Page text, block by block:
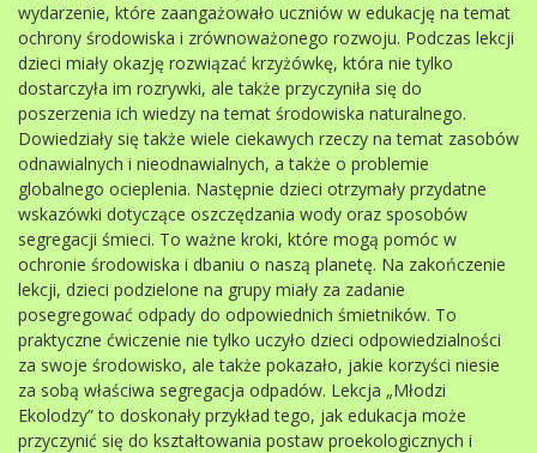
wydarzenie, które zaangażowało uczniów w edukację na temat
ochrony środowiska i zrównoważonego rozwoju. Podczas lekcji
dzieci miały okazję rozwiązać krzyżówkę, która nie tylko
dostarczyła im rozrywki, ale także przyczyniła się do
poszerzenia ich wiedzy na temat środowiska naturalnego.
Dowiedziały się także wiele ciekawych rzeczy na temat zasobów
odnawialnych i nieodnawialnych, a także o problemie
globalnego ocieplenia. Następnie dzieci otrzymały przydatne
wskazówki dotyczące oszczędzania wody oraz sposobów
segregacji śmieci. To ważne kroki, które mogą pomóc w
ochronie środowiska i dbaniu o naszą planetę. Na zakończenie
lekcji, dzieci podzielone na grupy miały za zadanie
posegregować odpady do odpowiednich śmietników. To
praktyczne ćwiczenie nie tylko uczyło dzieci odpowiedzialności
za swoje środowisko, ale także pokazało, jakie korzyści niesie
za sobą właściwa segregacja odpadów. Lekcja „Młodzi
Ekolodzy” to doskonały przykład tego, jak edukacja może
przyczynić się do kształtowania postaw proekologicznych i